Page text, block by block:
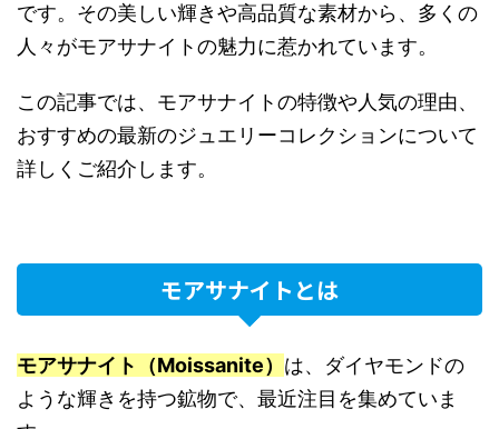
です。その美しい輝きや高品質な素材から、多くの
人々がモアサナイトの魅力に惹かれています。
この記事では、モアサナイトの特徴や人気の理由、
おすすめの最新のジュエリーコレクションについて
詳しくご紹介します。
モアサナイトとは
モアサナイト（Moissanite） は、ダイヤモンドの
ような輝きを持つ鉱物で、最近注目を集めていま